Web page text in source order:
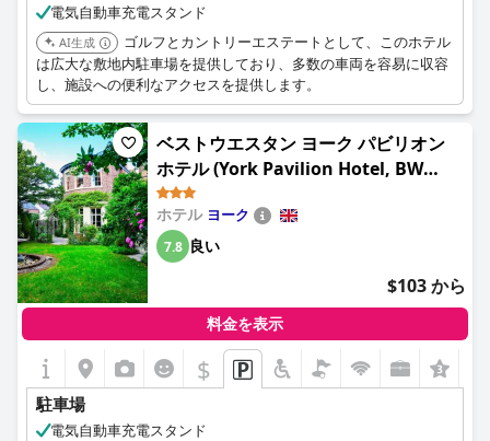
電気自動車充電スタンド
AI生成
ゴルフとカントリーエステートとして、このホテル
は広大な敷地内駐車場を提供しており、多数の車両を容易に収容
し、施設への便利なアクセスを提供します。
ベストウエスタン ヨーク パビリオン
ホテル (York Pavilion Hotel, BW
Signature Collection)
ホテル ヨーク
7.8 良い
$103 から
料金を表示
$
駐車場
電気自動車充電スタンド